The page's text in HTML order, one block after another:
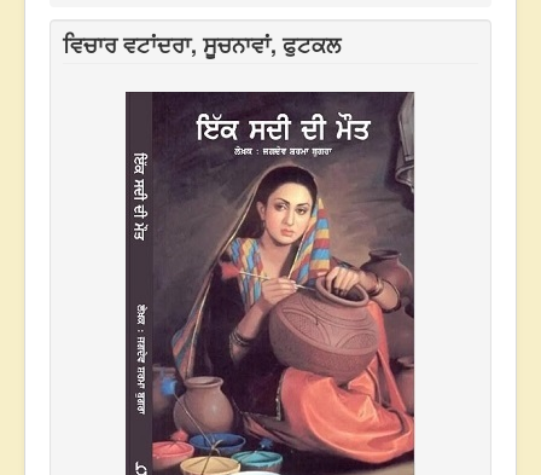
ਵਿਚਾਰ ਵਟਾਂਦਰਾ, ਸੂਚਨਾਵਾਂ, ਫੁਟਕਲ